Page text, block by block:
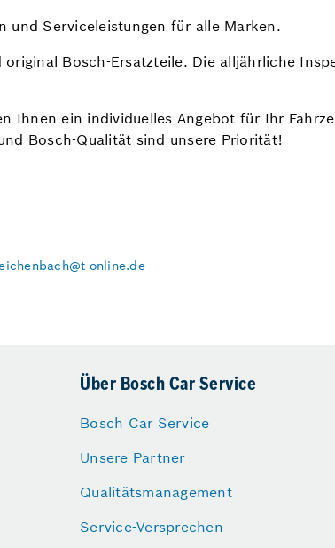
und Serviceleistungen für alle Marken.
Bosch-Ersatzteile. Die alljährliche
Ihnen ein individuelles Angebot für Ihr
Bosch-Qualität sind unsere Priorität!
online.de
Über Bosch Car Service
Bosch Car Service
Unsere Partner
Qualitätsmanagement
Service-Versprechen